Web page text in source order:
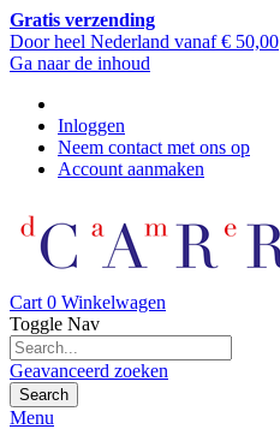
Gratis verzending
Door heel Nederland vanaf € 50,00
Ga naar de inhoud
Inloggen
Neem contact met ons op
Account aanmaken
Cart 0 Winkelwagen
Toggle Nav
Geavanceerd zoeken
Search
Menu